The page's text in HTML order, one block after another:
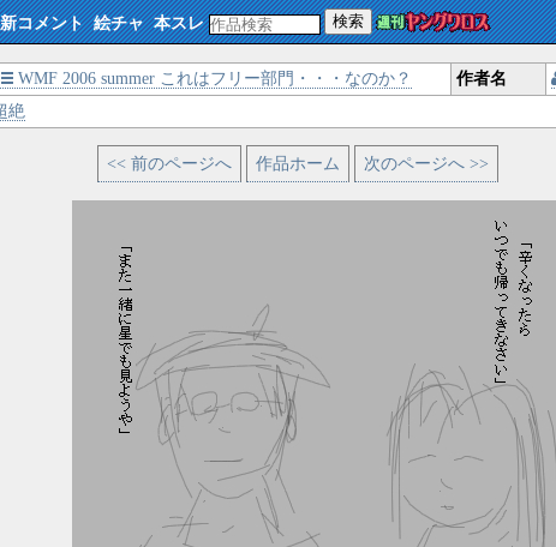
コメント 絵チャ 本スレ 検索
WMF 2006 summer これはフリー部門・・・なのか？ 作者名
絶
<< 前のページへ 作品ホーム 次のページへ >>